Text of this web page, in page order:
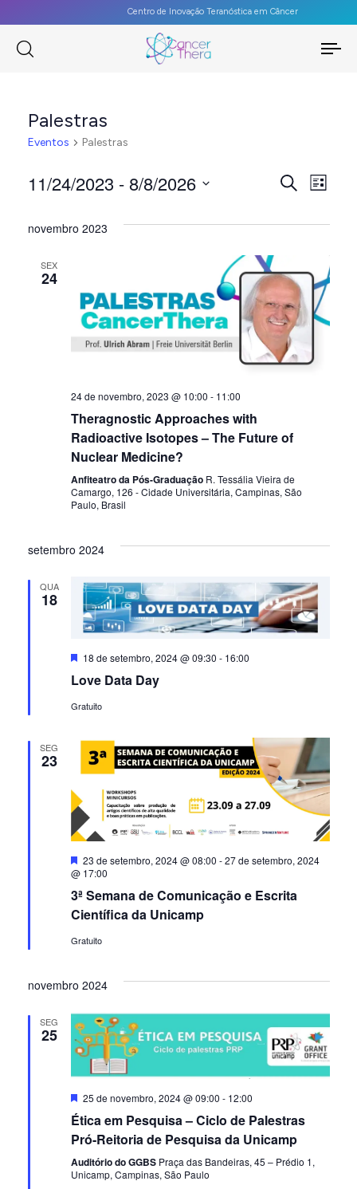
Centro de Inovação Teranóstica em Câncer
Palestras
Eventos Palestras
E
DE
DE
Procurar
eventos
do
Lista
11/24/2023 - 8/8/2026
a
novembro 2023
SEX
24
24 de novembro, 2023 @ 10:00 - 11:00
Theragnostic Approaches with
Radioactive Isotopes – The Future of
Nuclear Medicine?
Anfiteatro da Pós-Graduação R. Tessália Vieira de
Camargo, 126 - Cidade Universitária, Campinas, São
Paulo, Brasil
setembro 2024
QUA
18
Destacado
18 de setembro, 2024 @ 09:30 - 16:00
Love Data Day
Gratuito
SEG
23
Destacado
23 de setembro, 2024 @ 08:00 -27 de setembro, 2024
@ 17:00
3ª Semana de Comunicação e Escrita
Científica da Unicamp
Gratuito
novembro 2024
SEG
25
Destacado
25 de novembro, 2024 @ 09:00 - 12:00
Ética em Pesquisa – Ciclo de Palestras
Pró-Reitoria de Pesquisa da Unicamp
Auditório do GGBS Praça das Bandeiras, 45 – Prédio 1,
Unicamp, Campinas, São Paulo